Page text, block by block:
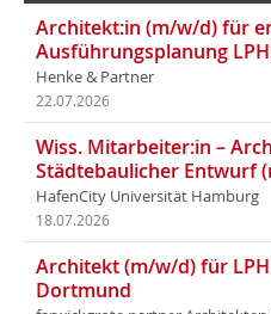
Architekt:in (m/w/d) für
Ausführungsplanung
Henke & Partner
22.07.2026
Wiss. Mitarbeiter:in –
Städtebaulicher Entwurf
HafenCity Universität Hamburg
18.07.2026
Architekt (m/w/d) für
Dortmund